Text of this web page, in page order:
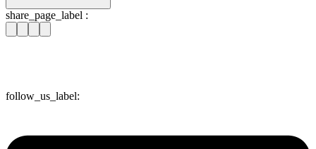
share_page_label :
follow_us_label: